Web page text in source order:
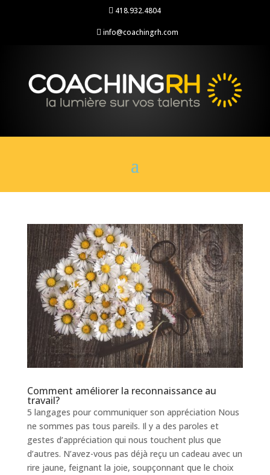
 418.932.4804
 info@coachingrh.com
Comment améliorer la reconnaissance au
travail?
5 langages pour communiquer son appréciation Nous
ne sommes pas tous pareils. Il y a des paroles et
gestes d’appréciation qui nous touchent plus que
d’autres. N’avez-vous pas déjà reçu un cadeau avec un
rire jaune, feignant la joie, soupçonnant que le choix